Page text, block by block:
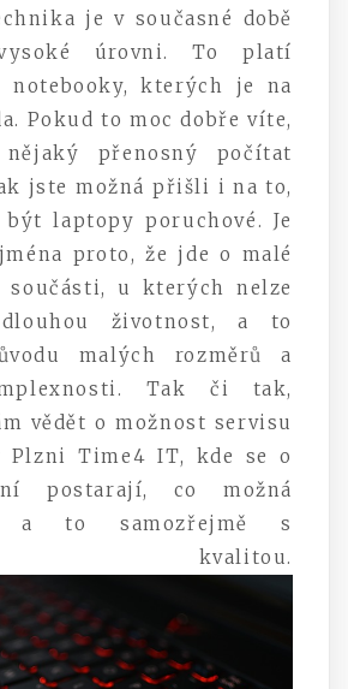
je v současné době
úrovni. To platí
notebooky, kterých je na
Pokud to moc dobře víte,
přenosný počítat
jste možná přišli i na to,
laptopy poruchové. Je
proto, že jde o malé
součásti, u kterých nelze
životnost, a to
malých rozměrů a
Tak či tak,
vědět o možnost servisu
Plzni Time4 IT, kde se o
postarají, co možná
a to samozřejmě s
kvalitou.